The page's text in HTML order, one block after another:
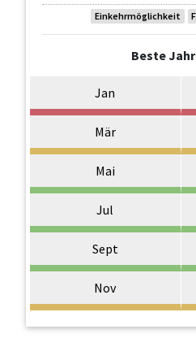
Einkehrmöglichkeit
Beste
Jan
Mär
Mai
Jul
Sept
Nov